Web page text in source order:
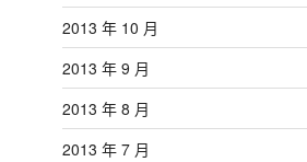
2013 年 10 月
2013 年 9 月
2013 年 8 月
2013 年 7 月